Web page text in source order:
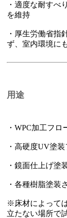
・適度な耐すべ
を維持
・厚生労働省指
ず、室内環境に
用途
・WPC加工フロ
・高硬度UV塗
・鏡面仕上げ塗
・各種樹脂塗装
※床材によって
立たない場所で